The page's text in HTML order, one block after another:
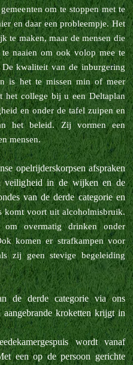
om te stoppen met te
en daar een probleempje. Het
te maken, maar de mensen die
naaien om ook volop mee te
De kwaliteit van de inburgering
is het te missen min of meer
het college bij u een Deltaplan
en onder de tafel zuipen en
het beleid. Zij vormen een
mensen.
opelrijderskorpsen afspraken
veiligheid in de wijken en de
van de derde categorie en
komt voort uit alcoholmisbruik.
om overmatig drinken onder
komen er strafkampen voor
zij geen stevige begeleiding
de derde categorie via ons
kroketten krijgt in
wordt vanaf
een op de persoon gerichte